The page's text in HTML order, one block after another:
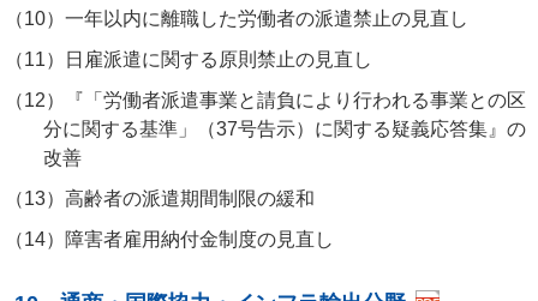
（10） 一年以内に離職した労働者の派遣禁止の見直し
（11）
日雇派遣に関する原則禁止の見直し
（12）
『「労働者派遣事業と請負により行われる事業との区
分に関する基準」（37号告示）に関する疑義応答集』の
改善
（13） 高齢者の派遣期間制限の緩和
（14） 障害者雇用納付金制度の見直し